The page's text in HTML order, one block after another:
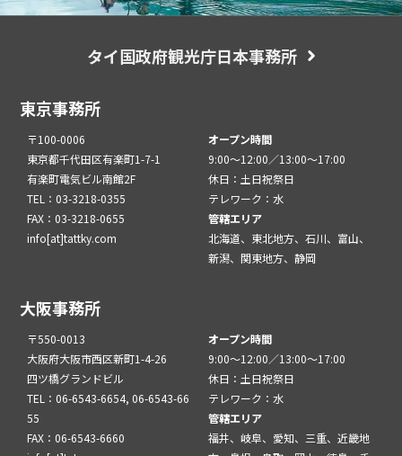
タイ国政府観光庁日本事務所
東京事務所
〒100-0006
東京都千代田区有楽町1-7-1
有楽町電気ビル南館2F
TEL：03-3218-0355
FAX：03-3218-0655
info[at]tattky.com
オープン時間
9:00～12:00／13:00～17:00
休日：土日祝祭日
テレワーク：水
管轄エリア
北海道、東北地方、石川、富山、
新潟、関東地方、静岡
大阪事務所
〒550-0013
大阪府大阪市西区新町1-4-26
四ツ橋グランドビル
TEL：06-6543-6654, 06-6543-66
55
FAX：06-6543-6660
オープン時間
9:00～12:00／13:00～17:00
休日：土日祝祭日
テレワーク：水
管轄エリア
福井、岐阜、愛知、三重、近畿地